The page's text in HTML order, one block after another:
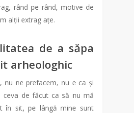
rând pe rând, motive de
alții extrag ațe.
de a săpa
arheologhic
nu ne prefacem, nu e ca și
ceva de făcut ca să nu mă
în sit, pe lângă mine sunt